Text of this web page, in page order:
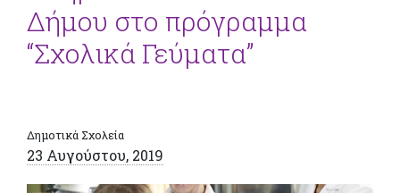
Δήμου στο πρόγραμμα
“Σχολικά Γεύματα”
Δημοτικά Σχολεία
23 Αυγούστου, 2019